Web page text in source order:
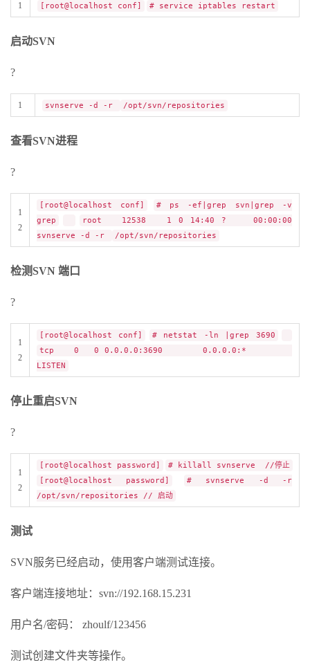
1 [root@localhost conf] # service iptables restart
启动SVN
?
1 svnserve -d -r /opt/svn/repositories
查看SVN进程
?
1
2
[root@localhost conf]
# ps -ef|grep svn|grep -v
grep
root 12538 1 0 14:40 ? 00:00:00
svnserve -d -r
/opt/svn/repositories
检测SVN 端口
?
1
2
[root@localhost conf]
# netstat -ln |grep 3690
tcp 0 0 0.0.0.0:3690 0.0.0.0:*
LISTEN
停止重启SVN
?
1
2
[root@localhost password]
# killall svnserve //停止
[root@localhost password]
# svnserve -d -r
/opt/svn/repositories // 启动
测试
SVN服务已经启动，使用客户端测试连接。
客户端连接地址：svn://192.168.15.231
用户名/密码： zhoulf/123456
测试创建文件夹等操作。